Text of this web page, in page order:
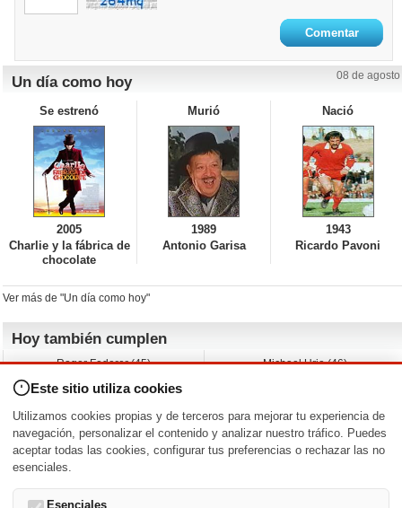
Un día como hoy 08 de agosto
Se estrenó
2005
Charlie y la fábrica de
chocolate
Murió
1989
Antonio Garisa
Nació
1943
Ricardo Pavoni
Ver más de "Un día como hoy"
Hoy también cumplen
Roger Federer (45)
Dustin Hoffman (89)
Martin Brest (75)
Adam Roarke (89)
Michael Urie (46)
Jimmy Jean-Louis (58)
Ken Baumann (37)
Nacimientos y estrenos en la fecha
DD/MM /
Este sitio utiliza cookies
Utilizamos cookies propias y de terceros para mejorar tu experiencia de
navegación, personalizar el contenido y analizar nuestro tráfico. Puedes
aceptar todas las cookies, configurar tus preferencias o rechazar las no
esenciales.
Esenciales